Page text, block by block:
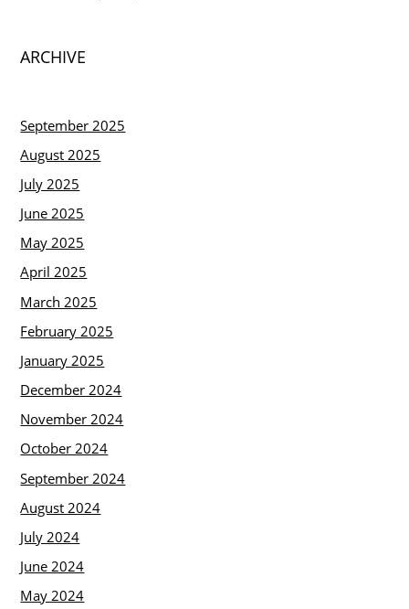
ARCHIVE
September 2025
August 2025
July 2025
June 2025
May 2025
April 2025
March 2025
February 2025
January 2025
December 2024
November 2024
October 2024
September 2024
August 2024
July 2024
June 2024
May 2024